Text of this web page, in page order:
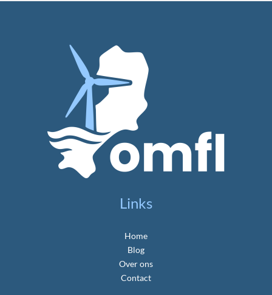
Links
Home
Blog
Over ons
Contact